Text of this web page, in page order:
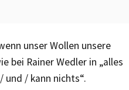
unser Wollen unsere
bei Rainer Wedler in „alles
und / kann nichts“.